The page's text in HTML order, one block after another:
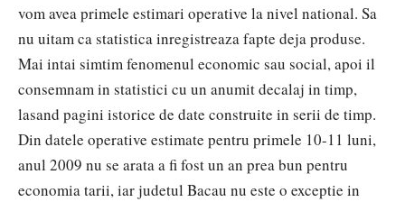
vom avea primele estimari operative la nivel national. Sa
nu uitam ca statistica inregistreaza fapte deja produse.
Mai intai simtim fenomenul economic sau social, apoi il
consemnam in statistici cu un anumit decalaj in timp,
lasand pagini istorice de date construite in serii de timp.
Din datele operative estimate pentru primele 10-11 luni,
anul 2009 nu se arata a fi fost un an prea bun pentru
economia tarii, iar judetul Bacau nu este o exceptie in